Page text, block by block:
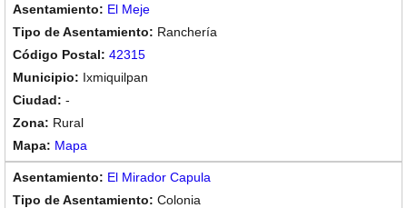
El Meje
Ranchería
42315
Ixmiquilpan
-
Rural
Mapa
El Mirador Capula
Colonia